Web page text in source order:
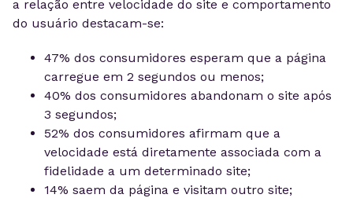
a relação entre velocidade do site e comportamento
do usuário destacam-se:
47% dos consumidores esperam que a página
carregue em 2 segundos ou menos;
40% dos consumidores abandonam o site após
3 segundos;
52% dos consumidores afirmam que a
velocidade está diretamente associada com a
fidelidade a um determinado site;
14% saem da página e visitam outro site;